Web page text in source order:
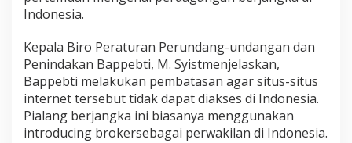
Indonesia.
Kepala Biro Peraturan Perundang-undangan dan
Penindakan Bappebti, M. Syistmenjelaskan,
Bappebti melakukan pembatasan agar situs-situs
internet tersebut tidak dapat diakses di Indonesia.
Pialang berjangka ini biasanya menggunakan
introducing brokersebagai perwakilan di Indonesia.